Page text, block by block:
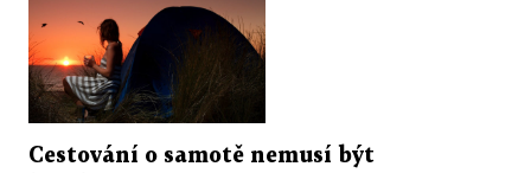
Cestování o samotě nemusí být